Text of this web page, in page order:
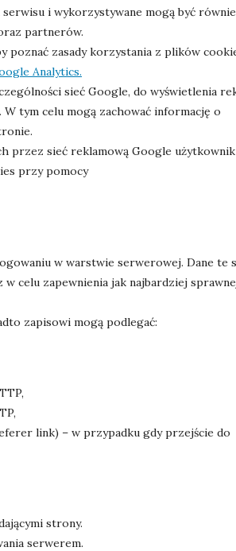
i wykorzystywane mogą być
partnerów.
poznać zasady korzystania z plików
Analytics.
sieć Google, do wyświetlenia
tym celu mogą zachować informację o
przez sieć reklamową Google użytkownik
przy pomocy
w warstwie serwerowej. Dane te
celu zapewnienia jak najbardziej
zapisowi mogą podlegać:
link) – w przypadku gdy przejście do
strony.
serwerem.